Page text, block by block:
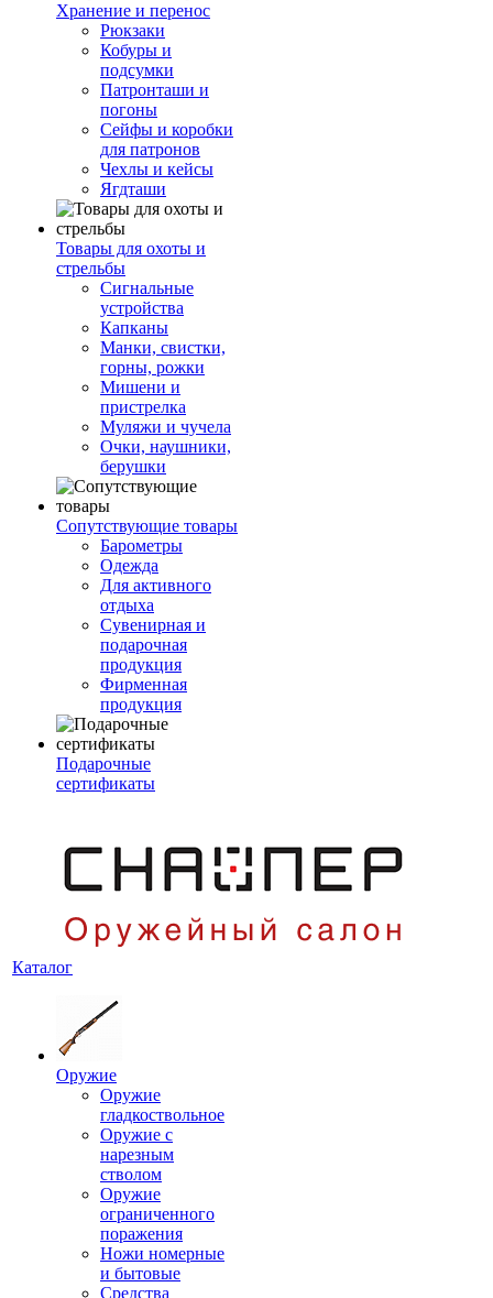
Хранение и перенос
Рюкзаки
Кобуры и
подсумки
Патронташи и
погоны
Сейфы и коробки
для патронов
Чехлы и кейсы
Ягдташи
Товары для охоты и
стрельбы
Сигнальные
устройства
Капканы
Манки, свистки,
горны, рожки
Мишени и
пристрелка
Муляжи и чучела
Очки, наушники,
берушки
Сопутствующие товары
Барометры
Одежда
Для активного
отдыха
Сувенирная и
подарочная
продукция
Фирменная
продукция
Подарочные
сертификаты
Каталог
Оружие
Оружие
гладкоствольное
Оружие с
нарезным
стволом
Оружие
ограниченного
поражения
Ножи номерные
и бытовые
Средства